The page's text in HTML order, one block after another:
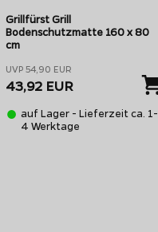
Grillfürst Grill
Bodenschutzmatte 160 x 80
cm
UVP 54,90 EUR
43,92 EUR
auf Lager - Lieferzeit ca. 1-
4 Werktage